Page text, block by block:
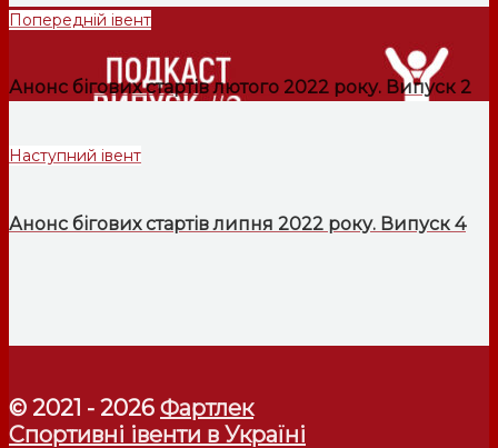
Попередній івент
Анонс бігових стартів лютого 2022 року. Випуск 2
Наступний івент
Анонс бігових стартів липня 2022 року. Випуск 4
© 2021 - 2026 Фартлек
Спортивні івенти в Україні